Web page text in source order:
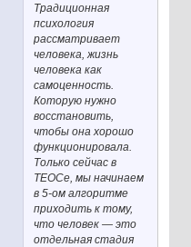
Традиционная
психология
рассматривает
человека, жизнь
человека как
самоценность.
Которую нужно
восстановить,
чтобы она хорошо
функционировала.
Только сейчас в
ТЕОСе, мы начинаем
в 5-ом алгоритме
приходить к тому,
что человек — это
отдельная стадия